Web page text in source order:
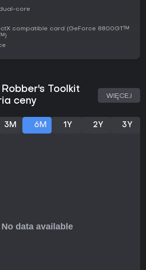
core
compatible card (GeForce 8800GT™
Toolkit
ceny
WIĘCEJ
3M 6M 1Y 2Y 3Y